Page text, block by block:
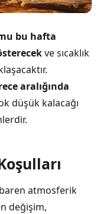
bu hafta
ve sıcaklık
aralığında
düşük kalacağı
atmosferik
değişim,